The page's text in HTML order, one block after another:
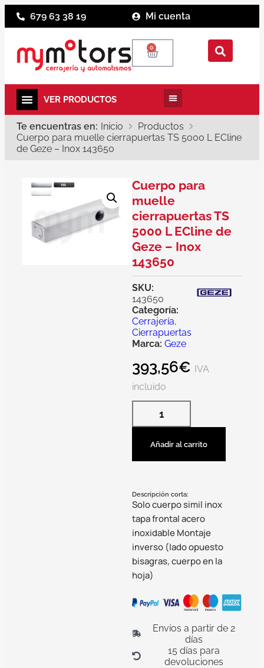
679 63 38 19 Mi cuenta
0
Te encuentras en: Inicio
Productos
Cuerpo para muelle cierrapuertas TS 5000 L ECline
de Geze – Inox 143650
Cuerpo para
muelle
cierrapuertas TS
5000 L ECline de
Geze – Inox
143650
SKU:
143650
Categoría:
Cerrajería,
Cierrapuertas
Marca: Geze
393,56€ IVA
incluido
Añadir al carrito
Descripción corta:
Solo cuerpo simil inox
tapa frontal acero
inoxidable Montaje
inverso (lado opuesto
bisagras, cuerpo en la
hoja)
Envíos a partir de 2
días
15 días para
devoluciones